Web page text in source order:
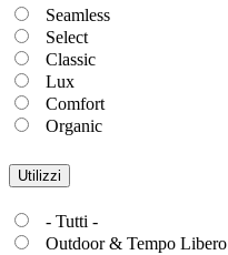
Seamless
Select
Classic
Lux
Comfort
Organic
Utilizzi
- Tutti -
Outdoor & Tempo Libero